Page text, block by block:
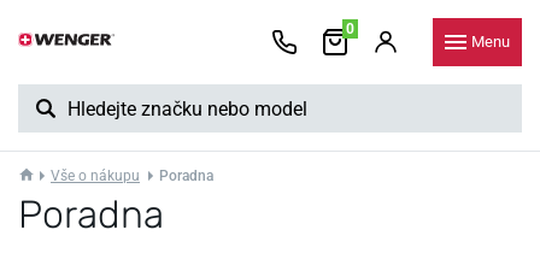
0
Menu
Vše o nákupu Poradna
Poradna